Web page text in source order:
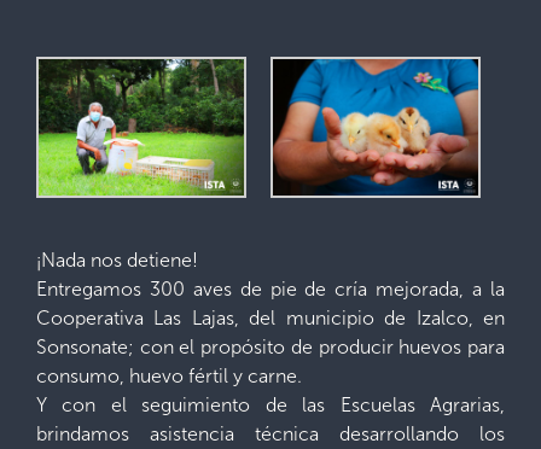
¡Nada nos detiene!
Entregamos 300 aves de pie de cría mejorada, a la
Cooperativa Las Lajas, del municipio de Izalco, en
Sonsonate; con el propósito de producir huevos para
consumo, huevo fértil y carne.
Y con el seguimiento de las Escuelas Agrarias,
brindamos asistencia técnica desarrollando los